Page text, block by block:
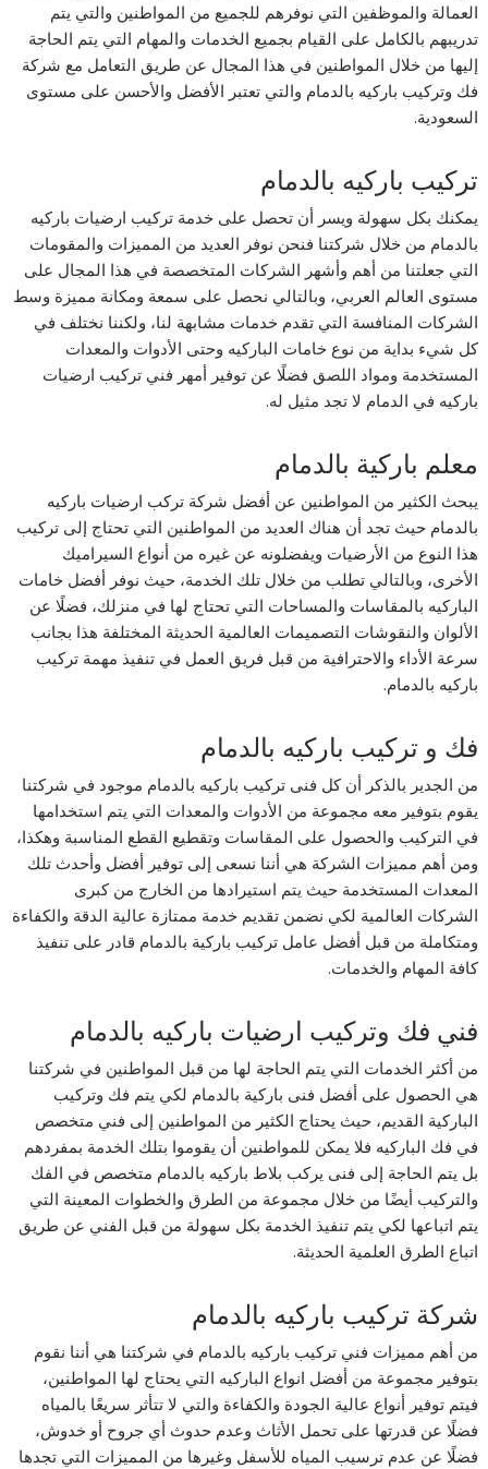
العمالة والموظفين التي نوفرهم للجميع من المواطنين والتي يتم
تدريبهم بالكامل على القيام بجميع الخدمات والمهام التي يتم الحاجة
إليها من خلال المواطنين في هذا المجال عن طريق التعامل مع شركة
فك وتركيب باركيه بالدمام والتي تعتبر الأفضل والأحسن على مستوى
السعودية.
تركيب باركيه بالدمام
يمكنك بكل سهولة ويسر أن تحصل على خدمة تركيب ارضيات باركيه
بالدمام من خلال شركتنا فنحن نوفر العديد من المميزات والمقومات
التي جعلتنا من أهم وأشهر الشركات المتخصصة في هذا المجال على
مستوى العالم العربي، وبالتالي نحصل على سمعة ومكانة مميزة وسط
الشركات المنافسة التي تقدم خدمات مشابهة لنا، ولكننا نختلف في
كل شيء بداية من نوع خامات الباركيه وحتى الأدوات والمعدات
المستخدمة ومواد اللصق فضلًا عن توفير أمهر فني تركيب ارضيات
باركيه في الدمام لا تجد مثيل له.
معلم باركية بالدمام
يبحث الكثير من المواطنين عن أفضل شركة تركب ارضيات باركيه
بالدمام حيث تجد أن هناك العديد من المواطنين التي تحتاج إلى تركيب
هذا النوع من الأرضيات ويفضلونه عن غيره من أنواع السيراميك
الأخرى، وبالتالي تطلب من خلال تلك الخدمة، حيث نوفر أفضل خامات
الباركيه بالمقاسات والمساحات التي تحتاج لها في منزلك، فضلًا عن
الألوان والنقوشات التصميمات العالمية الحديثة المختلفة هذا بجانب
سرعة الأداء والاحترافية من قبل فريق العمل في تنفيذ مهمة تركيب
باركيه بالدمام.
فك و تركيب باركيه بالدمام
من الجدير بالذكر أن كل فنى تركيب باركيه بالدمام موجود في شركتنا
يقوم بتوفير معه مجموعة من الأدوات والمعدات التي يتم استخدامها
في التركيب والحصول على المقاسات وتقطيع القطع المناسبة وهكذا،
ومن أهم مميزات الشركة هي أننا نسعى إلى توفير أفضل وأحدث تلك
المعدات المستخدمة حيث يتم استيرادها من الخارج من كبرى
الشركات العالمية لكي نضمن تقديم خدمة ممتازة عالية الدقة والكفاءة
ومتكاملة من قبل أفضل عامل تركيب باركية بالدمام قادر على تنفيذ
كافة المهام والخدمات.
فني فك وتركيب ارضيات باركيه بالدمام
من أكثر الخدمات التي يتم الحاجة لها من قبل المواطنين في شركتنا
هي الحصول على أفضل فنى باركية بالدمام لكي يتم فك وتركيب
الباركية القديم، حيث يحتاج الكثير من المواطنين إلى فني متخصص
في فك الباركيه فلا يمكن للمواطنين أن يقوموا بتلك الخدمة بمفردهم
بل يتم الحاجة إلى فنى يركب بلاط باركيه بالدمام متخصص في الفك
والتركيب أيضًا من خلال مجموعة من الطرق والخطوات المعينة التي
يتم اتباعها لكي يتم تنفيذ الخدمة بكل سهولة من قبل الفني عن طريق
اتباع الطرق العلمية الحديثة.
شركة تركيب باركيه بالدمام
من أهم مميزات فني تركيب باركيه بالدمام في شركتنا هي أننا نقوم
بتوفير مجموعة من أفضل انواع الباركيه التي يحتاج لها المواطنين،
فيتم توفير أنواع عالية الجودة والكفاءة والتي لا تتأثر سريعًا بالمياه
فضلًا عن قدرتها على تحمل الأثاث وعدم حدوث أي جروح أو خدوش،
فضلًا عن عدم ترسيب المياه للأسفل وغيرها من المميزات التي تجدها